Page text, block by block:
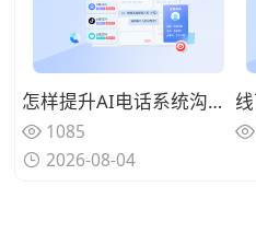
怎样提升AI电话系统沟通效果？优化对话逻辑提高客户响应体验
1085
2026-08-04